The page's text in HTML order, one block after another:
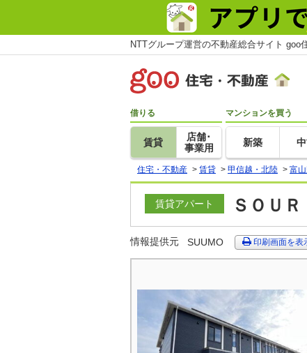
NTTグループ運営の不動産総合サイト goo
借りる
賃貸
店舗･
事業用
マンションを買う
新築
住宅・不動産 > 賃貸 > 甲信越・北陸 > 富
賃貸アパート ＳＯＵ
情報提供元 SUUMO 印刷画面を表